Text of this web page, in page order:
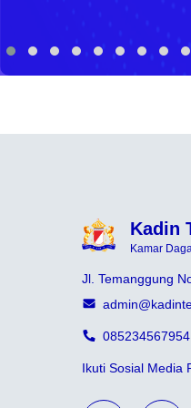
Kadin
Kamar
Jl. Temanggung
085234567954
Ikuti Sosial Media